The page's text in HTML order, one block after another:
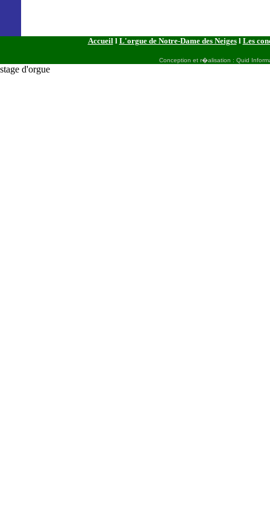
Accueill L'orgue de Notre-Dame des Neigesl Les
Conception et r�alisation : Quid
stage d'orgue